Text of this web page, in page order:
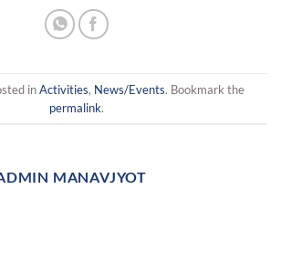
inActivities, News/Events. Bookmark the
permalink.
MANAVJYOT